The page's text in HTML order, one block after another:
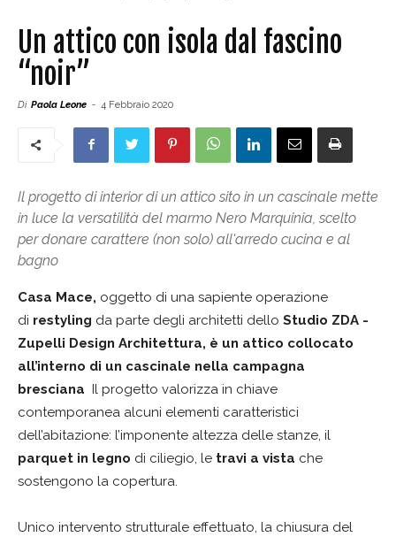
Un attico con isola dal fascino
“noir”
Di Paola Leone - 4 Febbraio 2020
Il progetto di interior di un attico sito in un cascinale mette
in luce la versatilità del marmo Nero Marquinia, scelto
per donare carattere (non solo) all'arredo cucina e al
bagno
Casa Mace, oggetto di una sapiente operazione
di restyling da parte degli architetti dello Studio ZDA -
Zupelli Design Architettura, è un attico collocato
all’interno di un cascinale nella campagna
bresciana Il progetto valorizza in chiave
contemporanea alcuni elementi caratteristici
dell’abitazione: l’imponente altezza delle stanze, il
parquet in legno di ciliegio, le travi a vista che
sostengono la copertura.
Unico intervento strutturale effettuato, la chiusura del